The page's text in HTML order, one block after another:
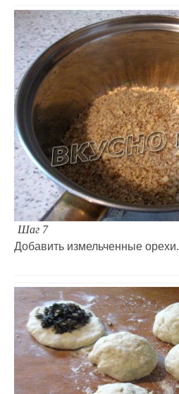
Шаг 7
Добавить измельченные орехи.